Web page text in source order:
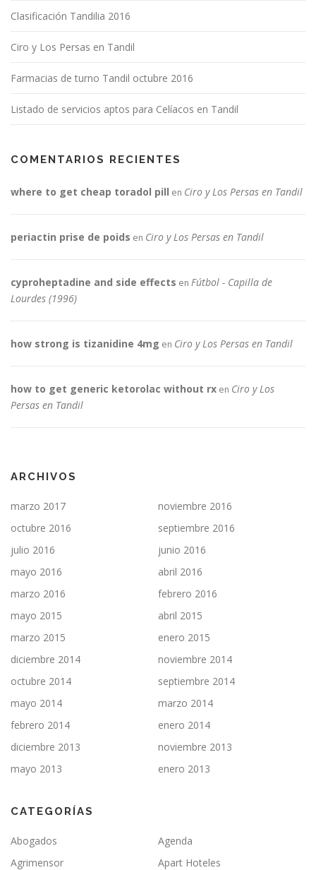
Clasificación Tandilia 2016
Ciro y Los Persas en Tandil
Farmacias de turno Tandil octubre 2016
Listado de servicios aptos para Celíacos en Tandil
COMENTARIOS RECIENTES
where to get cheap toradol pill en Ciro y Los Persas en Tandil
periactin prise de poids en Ciro y Los Persas en Tandil
cyproheptadine and side effects en Fútbol - Capilla de
Lourdes (1996)
how strong is tizanidine 4mg en Ciro y Los Persas en Tandil
how to get generic ketorolac without rx en Ciro y Los
Persas en Tandil
ARCHIVOS
marzo 2017
noviembre 2016
octubre 2016
septiembre 2016
julio 2016
junio 2016
mayo 2016
abril 2016
marzo 2016
febrero 2016
mayo 2015
abril 2015
marzo 2015
enero 2015
diciembre 2014
noviembre 2014
octubre 2014
septiembre 2014
mayo 2014
marzo 2014
febrero 2014
enero 2014
diciembre 2013
noviembre 2013
mayo 2013
enero 2013
CATEGORÍAS
Abogados
Agenda
Agrimensor
Apart Hoteles